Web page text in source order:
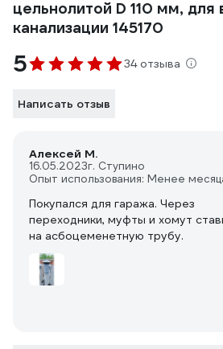
цельнолитой D 110 мм, для
канализации 145170
5 34 отзыва
Написать отзыв
Алексей М.
16.05.2023г. Ступино
Опыт использования: Менее
Покупался для гаража. Через
переходники, муфты и хомут
на асбоцеменетную трубу.